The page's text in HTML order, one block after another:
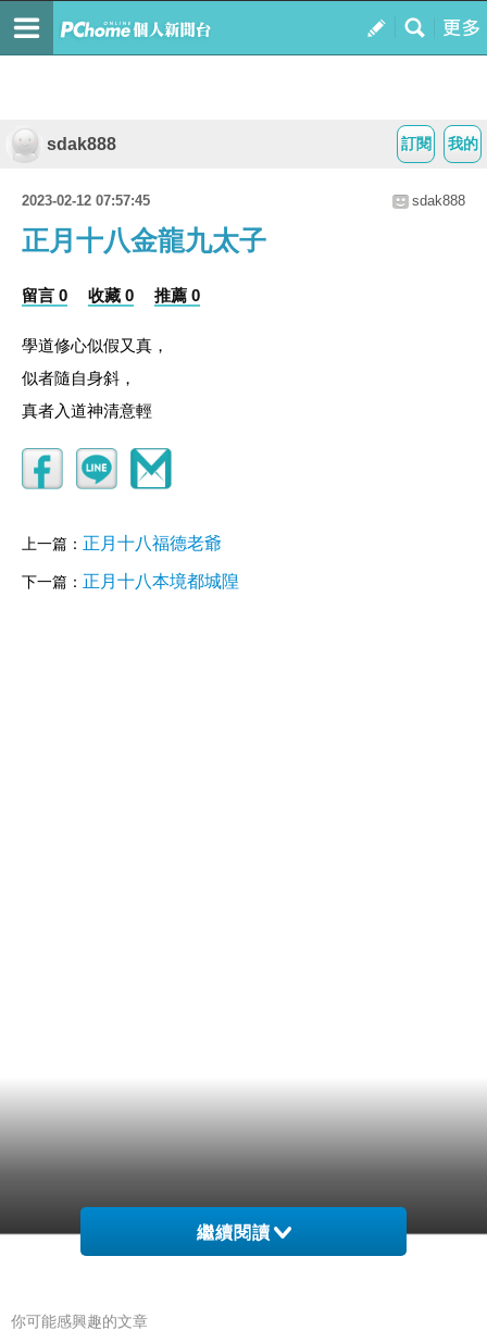
我的
訂閱
sdak888
2023-02-12 07:57:45 sdak888
正月十八金龍九太子
留言 0 收藏 0 推薦 0
學道修心似假又真，
似者隨自身斜，
真者入道神清意輕
上一篇： 正月十八福德老爺
下一篇： 正月十八本境都城隍
繼續閱讀
你可能感興趣的文章